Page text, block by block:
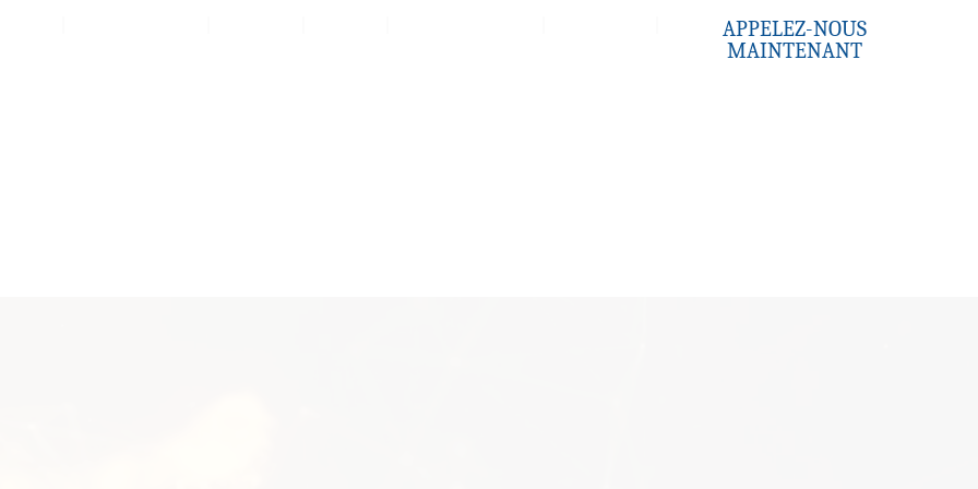
APPELEZ-NOUS
MAINTENANT